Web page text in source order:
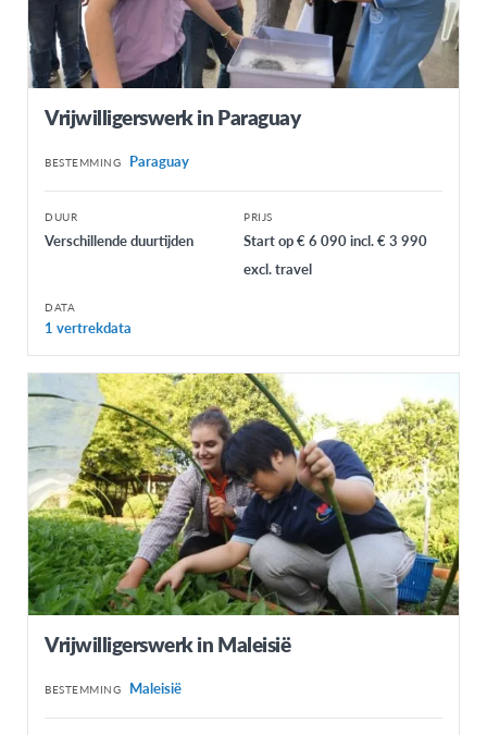
Vrijwilligerswerk in Paraguay
BESTEMMING Paraguay
DUUR
Verschillende duurtijden
PRIJS
Start op € 6 090 incl. € 3 990
excl. travel
DATA
1 vertrekdata
Vrijwilligerswerk in Maleisië
BESTEMMING Maleisië